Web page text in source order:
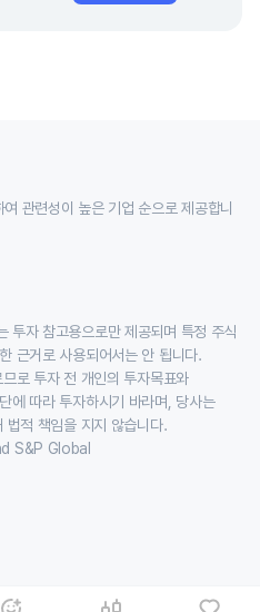
관련성이 높은 기업 순으로 제공합니
투자 참고용으로만 제공되며 특정 주식
근거로 사용되어서는 안 됩니다.
로 투자 전 개인의 투자목표와
에 따라 투자하시기 바라며, 당사는
법적 책임을 지지 않습니다.
S&P Global